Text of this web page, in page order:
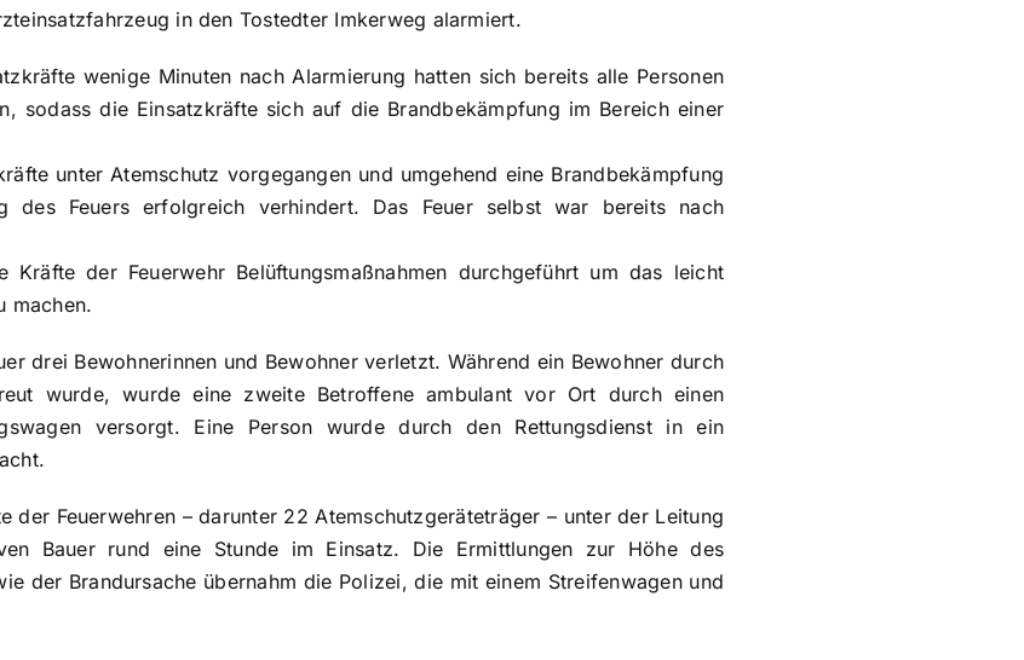
in den Tostedter Imkerweg alarmiert.
wenige Minuten nach Alarmierung hatten sich bereits alle Personen
sodass die Einsatzkräfte sich auf die Brandbekämpfung im Bereich einer
unter Atemschutz vorgegangen und umgehend eine Brandbekämpfung
des Feuers erfolgreich verhindert. Das Feuer selbst war bereits nach
Kräfte der Feuerwehr Belüftungsmaßnahmen durchgeführt um das leicht
machen.
drei Bewohnerinnen und Bewohner verletzt. Während ein Bewohner durch
wurde, wurde eine zweite Betroffene ambulant vor Ort durch einen
versorgt. Eine Person wurde durch den Rettungsdienst in ein
der Feuerwehren – darunter 22 Atemschutzgeräteträger – unter der Leitung
Bauer rund eine Stunde im Einsatz. Die Ermittlungen zur Höhe des
der Brandursache übernahm die Polizei, die mit einem Streifenwagen und